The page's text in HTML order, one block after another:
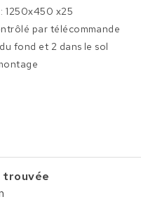
1250x450 x25
par télécommande
fond et 2 dans le sol
trouvée